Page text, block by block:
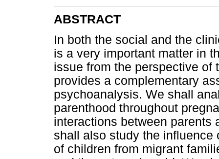
ABSTRACT
In both the social and the
is a very important matter in
issue from the perspective of
provides a complementary
psychoanalysis. We shall
parenthood throughout
interactions between parents
shall also study the influence
of children from migrant